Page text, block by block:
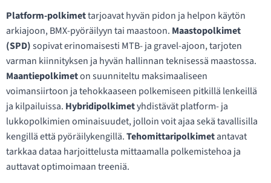
Platform-polkimettarjoavat hyvän pidon ja helpon käytön
arkiajoon, BMX-pyöräilyyn tai maastoon. Maastopolkimet
(SPD)sopivat erinomaisesti MTB- ja gravel-ajoon, tarjoten
varman kiinnityksen ja hyvän hallinnan teknisessä maastossa.
Maantiepolkimeton suunniteltu maksimaaliseen
voimansiirtoon ja tehokkaaseen polkemiseen pitkillä lenkeillä
ja kilpailuissa. Hybridipolkimetyhdistävät platform- ja
lukkopolkimien ominaisuudet, jolloin voit ajaa sekä tavallisilla
kengillä että pyöräilykengillä.Tehomittaripolkimetantavat
tarkkaa dataa harjoittelusta mittaamalla polkemistehoa ja
auttavat optimoimaan treeniä.